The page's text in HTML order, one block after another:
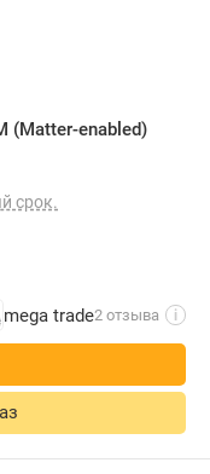
(Matter-enabled)
срок.
mega trade2 отзыва i